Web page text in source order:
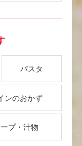
パスタ
ンのおかず
プ・汁物